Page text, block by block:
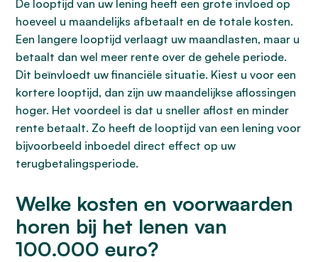
De looptijd van uw lening heeft een grote invloed op
hoeveel u maandelijks afbetaalt en de totale kosten.
Een langere looptijd verlaagt uw maandlasten, maar u
betaalt dan wel meer rente over de gehele periode.
Dit beïnvloedt uw financiële situatie. Kiest u voor een
kortere looptijd, dan zijn uw maandelijkse aflossingen
hoger. Het voordeel is dat u sneller aflost en minder
rente betaalt. Zo heeft de looptijd van een lening voor
bijvoorbeeld inboedel direct effect op uw
terugbetalingsperiode.
Welke kosten en voorwaarden
horen bij het lenen van
100.000 euro?